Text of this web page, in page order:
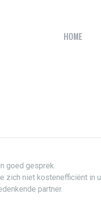
HOME
goed gesprek.
zich niet kostenefficiënt in
partner.